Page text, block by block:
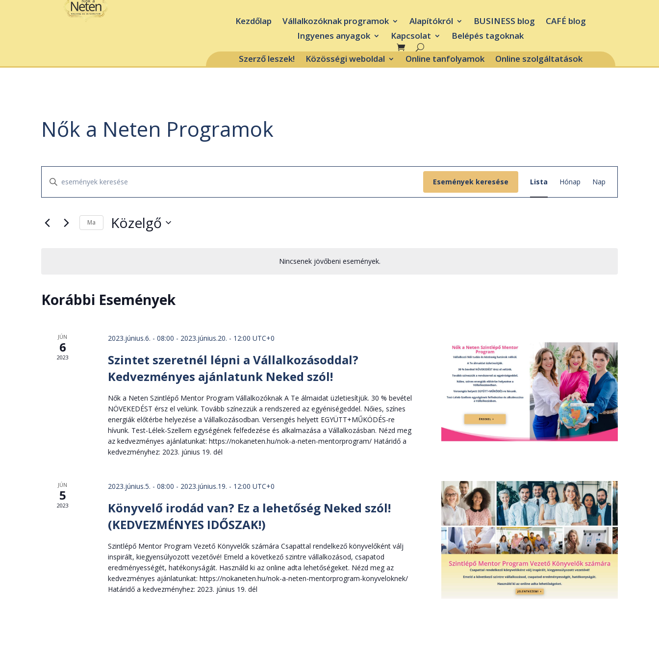
Kezdőlap Vállalkozóknak programok Alapítókról BUSINESS blog
CAFÉ blog
Ingyenes anyagok
Kapcsolat Belépés tagoknak
Szerző leszek! Közösségi weboldal Online tanfolyamok Online szolgáltatások
Nincsenek jövőbeni események.
Nők a Neten Programok
Események
keresése
és
választás
Írja
keresőszót.
t
Események keresése
Esemény
nézet
Lista Hónap Nap
Ma Közelgő
Korábbi Események
JÚN
6
2023
2023.június.6. - 08:00 - 2023.június.20. - 12:00 UTC+0
Szintet szeretnél lépni a Vállalkozásoddal?
Kedvezményes ajánlatunk Neked szól!
Nők a Neten Szintlépő Mentor Program Vállalkozóknak A Te álmaidat üzletiesítjük. 30 % bevétel
NÖVEKEDÉST érsz el velünk. Tovább színezzük a rendszered az egyéniségeddel. Nőies, színes
energiák előtérbe helyezése a Vállalkozásodban. Versengés helyett EGYÜTT+MŰKÖDÉS-re
hívunk. Test-Lélek-Szellem egységének felfedezése és alkalmazása a Vállalkozásban. Nézd meg
az kedvezményes ajánlatunkat: https://nokaneten.hu/nok-a-neten-mentorprogram/ Határidő a
kedvezményhez: 2023. június 19. dél
JÚN
5
2023
2023.június.5. - 08:00 - 2023.június.19. - 12:00 UTC+0
Könyvelő irodád van? Ez a lehetőség Neked szól!
(KEDVEZMÉNYES IDŐSZAK!)
Szintlépő Mentor Program Vezető Könyvelők számára Csapattal rendelkező könyvelőként válj
inspirált, kiegyensúlyozott vezetővé! Emeld a következő szintre vállalkozásod, csapatod
eredményességét, hatékonyságát. Használd ki az online adta lehetőségeket. Nézd meg az
kedvezményes ajánlatunkat: https://nokaneten.hu/nok-a-neten-mentorprogram-konyveloknek/
Határidő a kedvezményhez: 2023. június 19. dél